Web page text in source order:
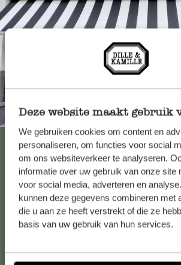
Deze website maakt gebruik
We gebruiken cookies om content en
personaliseren, om functies voor social
om ons websiteverkeer te analyseren.
informatie over uw gebruik van onze site
voor social media, adverteren en
kunnen deze gegevens combineren met
die u aan ze heeft verstrekt of die ze
basis van uw gebruik van hun services.
Toujours à
Voir les 62 magasins
Service clientèle
Pour toute question ou demande de conseil
nos réponses auxquestions les plus